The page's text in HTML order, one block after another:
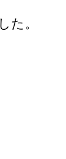
た。